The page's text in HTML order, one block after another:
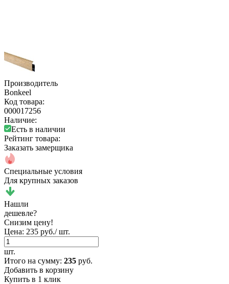
Производитель
Bonkeel
Код товара:
000017256
Наличие:
Есть в наличии
Рейтинг товара:
Заказать замерщика
Специальные условия
Для крупных заказов
Нашли
дешевле?
Снизим цену!
Цена: 235 руб./ шт.
шт.
Итого на сумму: 235 руб.
Добавить в корзину
Купить в 1 клик